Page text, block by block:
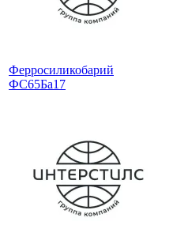
Ферросиликобарий
ФС65Ба17